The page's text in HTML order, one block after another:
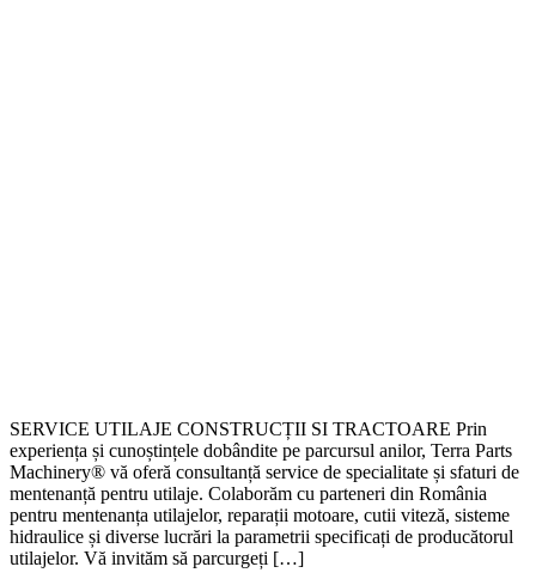
SERVICE UTILAJE CONSTRUCȚII SI TRACTOARE Prin
experiența și cunoștințele dobândite pe parcursul anilor, Terra Parts
Machinery® vă oferă consultanță service de specialitate și sfaturi de
mentenanță pentru utilaje. Colaborăm cu parteneri din România
pentru mentenanța utilajelor, reparații motoare, cutii viteză, sisteme
hidraulice și diverse lucrări la parametrii specificați de producătorul
utilajelor. Vă invităm să parcurgeți […]